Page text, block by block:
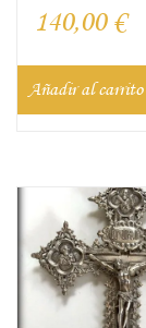
140,00 €
Añadir al carrito